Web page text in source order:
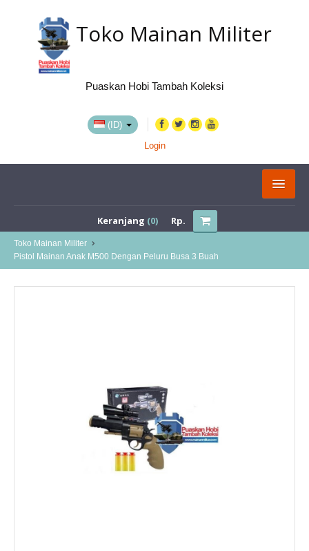
Toko Mainan Militer
Puaskan Hobi Tambah Koleksi
(ID)
Login
BELI VIA MARKETPLACE
Keranjang (0) Rp.
Toko Mainan Militer
Pistol Mainan Anak M500 Dengan Peluru Busa 3 Buah